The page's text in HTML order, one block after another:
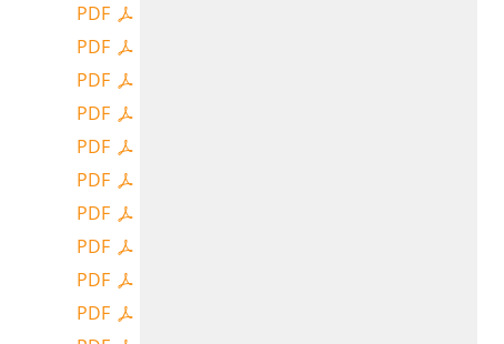
PDF
PDF
PDF
PDF
PDF
PDF
PDF
PDF
PDF
PDF